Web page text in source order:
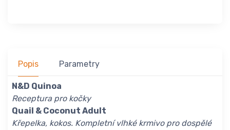
Popis Parametry
N&D Quinoa
Receptura pro kočky
Quail & Coconut Adult
Křepelka, kokos. Kompletní vlhké krmivo pro dospělé